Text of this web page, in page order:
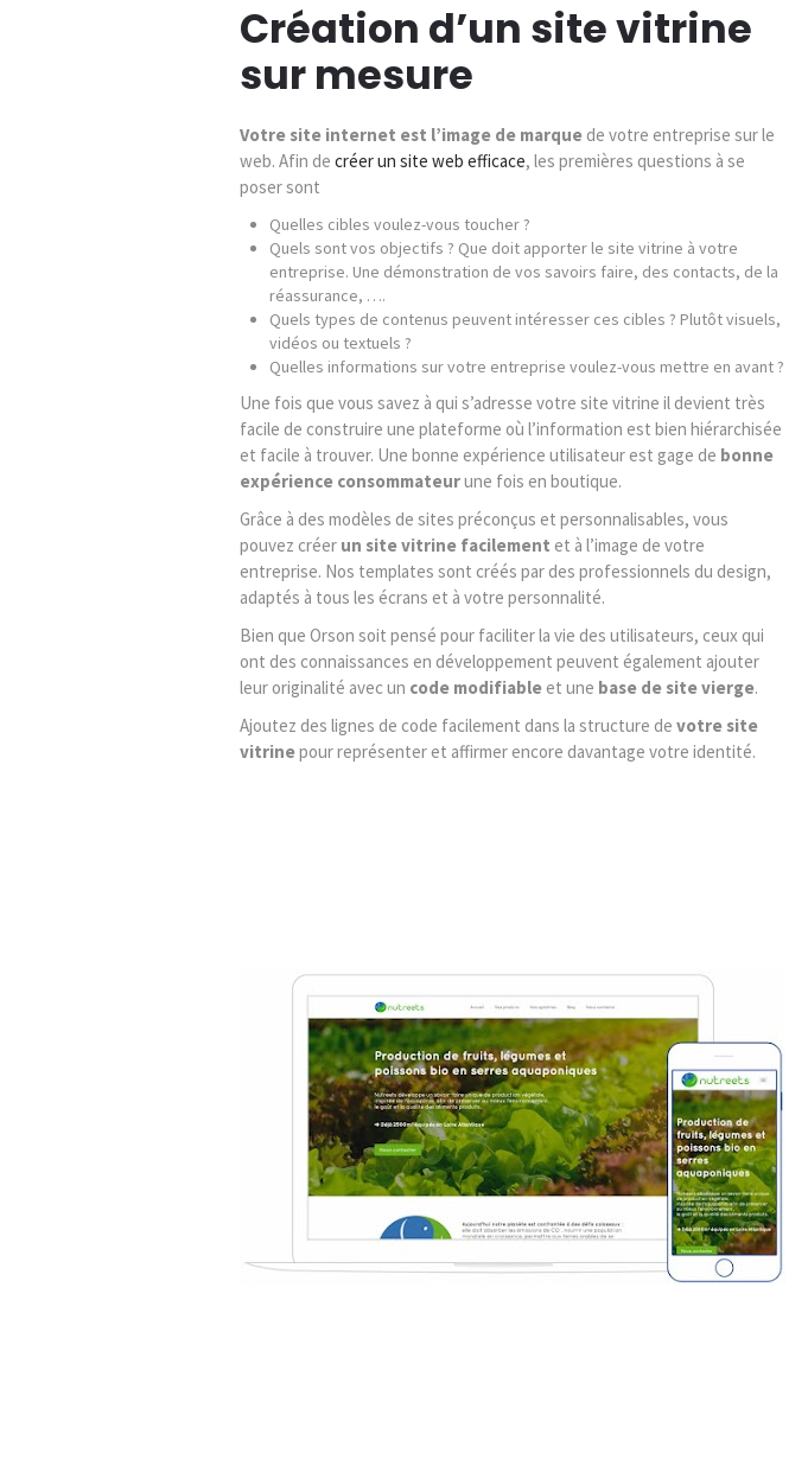
Création d’un site vitrine
sur mesure
Votre site internet est l’image de marque de votre entreprise sur le
web. Afin de créer un site web efficace, les premières questions à se
poser sont
Quelles cibles voulez-vous toucher ?
Quels sont vos objectifs ? Que doit apporter le site vitrine à votre
entreprise. Une démonstration de vos savoirs faire, des contacts, de la
réassurance, ….
Quels types de contenus peuvent intéresser ces cibles ? Plutôt visuels,
vidéos ou textuels ?
Quelles informations sur votre entreprise voulez-vous mettre en avant ?
Une fois que vous savez à qui s’adresse votre site vitrine il devient très
facile de construire une plateforme où l’information est bien hiérarchisée
et facile à trouver. Une bonne expérience utilisateur est gage de bonne
expérience consommateurune fois en boutique.
Grâce à des modèles de sites préconçus et personnalisables, vous
pouvez créer un site vitrine facilement et à l’image de votre
entreprise. Nos templates sont créés par des professionnels du design,
adaptés à tous les écrans et à votre personnalité.
Bien que Orson soit pensé pour faciliter la vie des utilisateurs, ceux qui
ont des connaissances en développement peuvent également ajouter
leur originalité avec un code modifiable et une base de site vierge.
Ajoutez des lignes de code facilement dans la structure de votre site
vitrinepour représenter et affirmer encore davantage votre identité.